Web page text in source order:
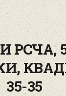
РСЧА,
35-35